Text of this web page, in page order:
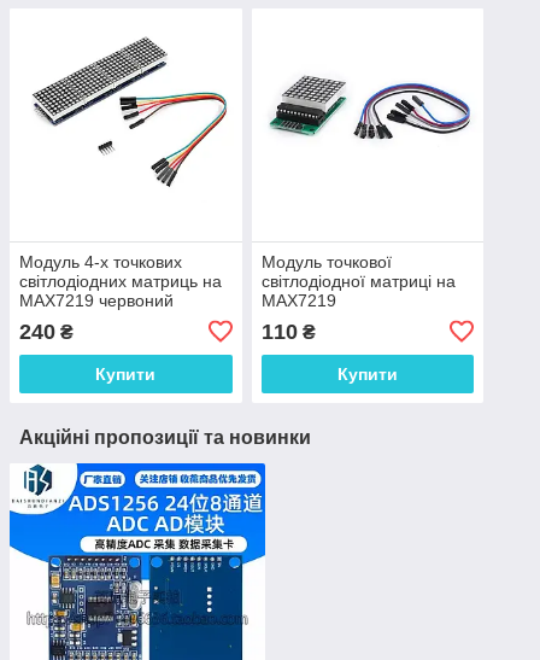
Модуль 4-х точкових
світлодіодних матриць на
MAX7219 червоний
240 ₴
Купити
Модуль точкової
світлодіодної матриці на
MAX7219
110₴
Купити
Акційні пропозиції та новинки